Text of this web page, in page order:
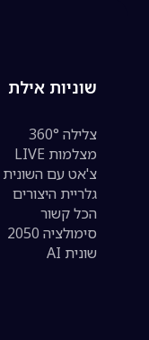
שוניות אילת
צלילה 360°
מצלמות LIVE
צ'אט עם השונית
גלריית היצורים
הכל קשור
סימולציה 2050
שונית AI